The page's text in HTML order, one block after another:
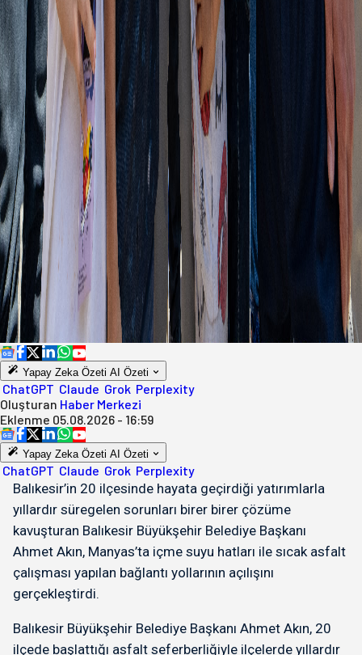
Yapay Zeka Özeti AI Özeti
ChatGPT Claude Grok Perplexity
Oluşturan Haber Merkezi
Eklenme 05.08.2026 - 16:59
Yapay Zeka Özeti AI Özeti
ChatGPT Claude Grok Perplexity
Balıkesir’in 20 ilçesinde hayata geçirdiği yatırımlarla
yıllardır süregelen sorunları birer birer çözüme
kavuşturan Balıkesir Büyükşehir Belediye Başkanı
Ahmet Akın, Manyas’ta içme suyu hatları ile sıcak asfalt
çalışması yapılan bağlantı yollarının açılışını
gerçekleştirdi.
Balıkesir Büyükşehir Belediye Başkanı Ahmet Akın, 20
ilçede başlattığı asfalt seferberliğiyle ilçelerde yıllardır